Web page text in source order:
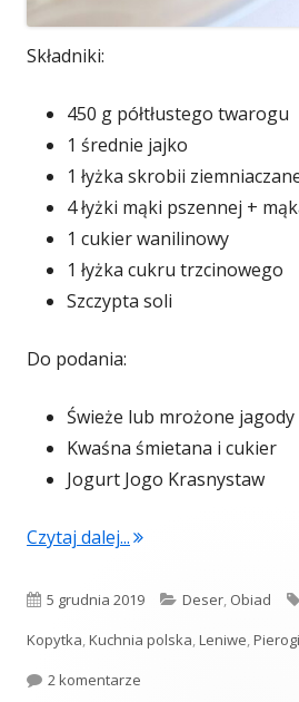
Składniki:
450 g półtłustego twarogu
1 średnie jajko
1 łyżka skrobii
4 łyżki mąki pszennej +
1 cukier wanilinowy
1 łyżka cukru trzcinowego
Szczypta soli
Do podania:
Świeże lub mrożone jagody
Kwaśna śmietana i cukier
Jogurt Jogo Krasnystaw
Czytaj dalej..."Tradycyjne leniwe
Opublikowano
5 grudnia 2019 Kategorie
Deser, Obiad
Kopytka,Kuchnia polska,Leniwe,Pierogi
2 komentarze